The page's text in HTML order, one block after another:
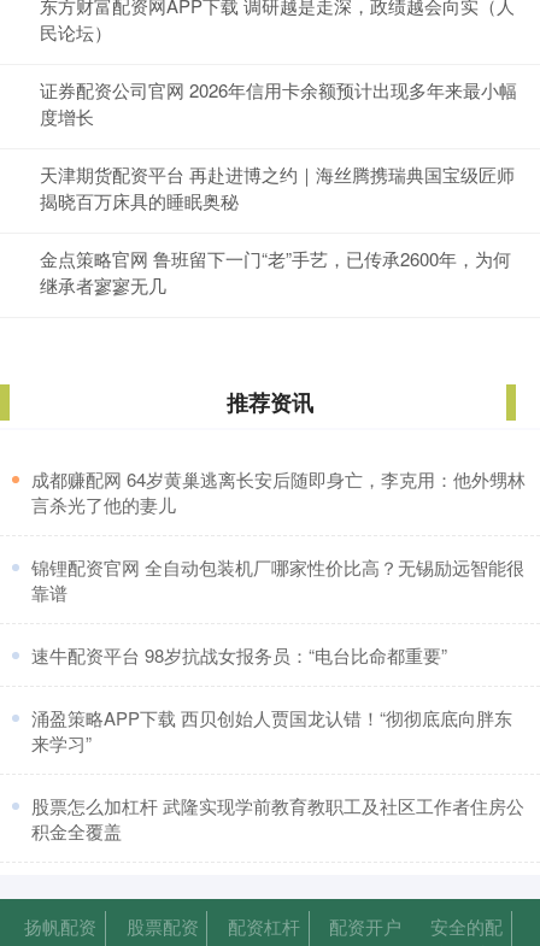
东方财富配资网APP下载 调研越是走深，政绩越会向实（人
民论坛）
证券配资公司官网 2026年信用卡余额预计出现多年来最小幅
度增长
天津期货配资平台 再赴进博之约｜海丝腾携瑞典国宝级匠师
揭晓百万床具的睡眠奥秘
金点策略官网 鲁班留下一门“老”手艺，已传承2600年，为何
继承者寥寥无几
推荐资讯
​成都赚配网 64岁黄巢逃离长安后随即身亡，李克用：他外甥林
言杀光了他的妻儿
​锦锂配资官网 全自动包装机厂哪家性价比高？无锡励远智能很
靠谱
​速牛配资平台 98岁抗战女报务员：“电台比命都重要”
​涌盈策略APP下载 西贝创始人贾国龙认错！“彻彻底底向胖东
来学习”
​股票怎么加杠杆 武隆实现学前教育教职工及社区工作者住房公
积金全覆盖
扬帆配资 股票配资 配资杠杆 配资开户
安全的配